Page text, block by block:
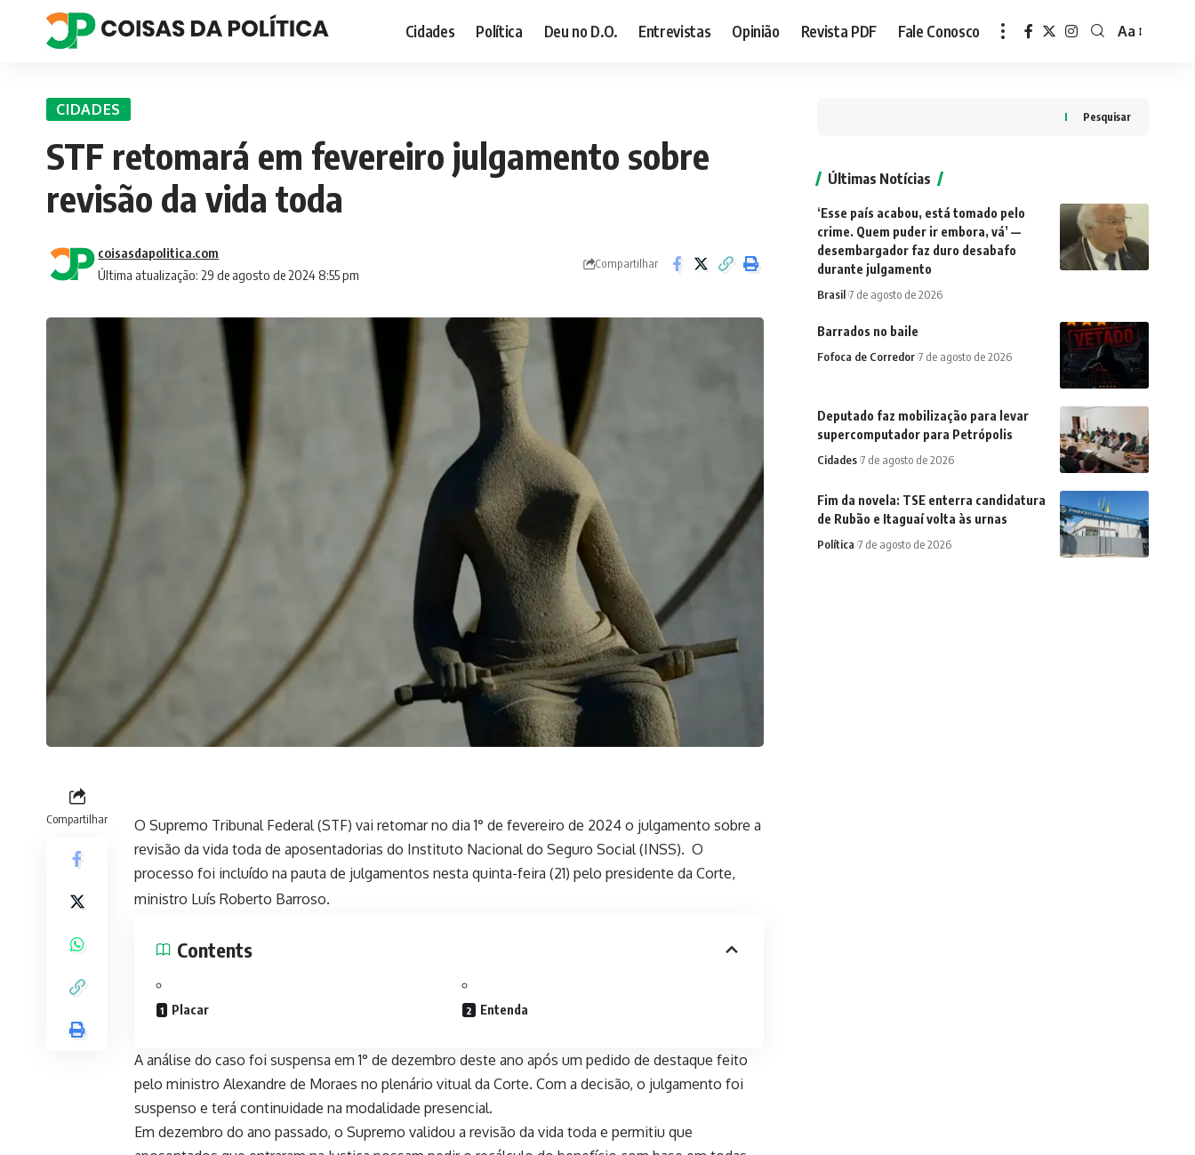
Cidades Política Deu no D.O. Entrevistas Opinião Revista PDF Fale Conosco
Font
Aa
CIDADES
STF retomará em fevereiro julgamento sobre
revisão da vida toda
Última atualização: 29 de agosto de 2024 8:55 pm
coisasdapolitica.com
Compartilhar
Compartilhar
O Supremo Tribunal Federal (STF) vai retomar no dia 1° de fevereiro de 2024 o julgamento sobre a
revisão da vida toda de aposentadorias do Instituto Nacional do Seguro Social (INSS). O
processo foi incluído na pauta de julgamentos nesta quinta-feira (21) pelo presidente da Corte,
ministro Luís Roberto Barroso.
Contents
Placar Entenda
A análise do caso foi suspensa em1° de dezembro deste ano após um pedido de destaque feito
pelo ministro Alexandre de Moraes no plenário vitual da Corte. Com a decisão, o julgamento foi
suspenso e terá continuidade na modalidade presencial.
Em dezembro do ano passado, o Supremo validou a revisão da vida toda e permitiu que
Pesquisar
Últimas Notícias
‘Esse país acabou, está tomado pelo
crime. Quem puder ir embora, vá’ —
desembargador faz duro desabafo
durante julgamento
Brasil 7 de agosto de 2026
Barrados no baile
Fofoca de Corredor 7 de agosto de 2026
Deputado faz mobilização para levar
supercomputador para Petrópolis
Cidades 7 de agosto de 2026
Fim da novela: TSE enterra candidatura
de Rubão e Itaguaí volta às urnas
Política 7 de agosto de 2026